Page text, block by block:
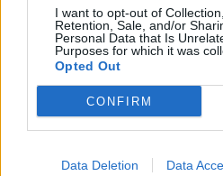
I want to opt-out of
Retention, Sale, and/or
Personal Data that Is
Purposes for which it was
Opted Out
CONFIRM
Data Deletion Data
13